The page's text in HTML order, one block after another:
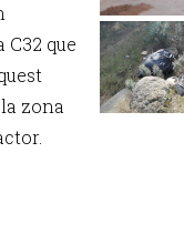
que
zona